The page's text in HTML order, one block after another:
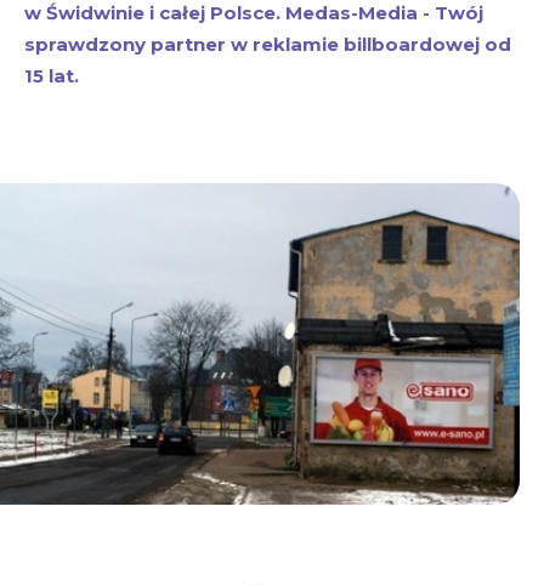
w Świdwinie i całej Polsce. Medas-Media - Twój
sprawdzony partner w reklamie billboardowej od
15 lat.